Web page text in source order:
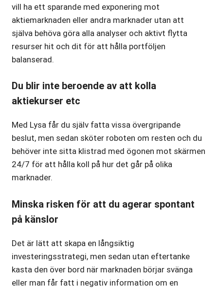
vill ha ett sparande med exponering mot
aktiemarknaden eller andra marknader utan att
själva behöva göra alla analyser och aktivt flytta
resurser hit och dit för att hålla portföljen
balanserad.
Du blir inte beroende av att kolla
aktiekurser etc
Med Lysa får du själv fatta vissa övergripande
beslut, men sedan sköter roboten om resten och du
behöver inte sitta klistrad med ögonen mot skärmen
24/7 för att hålla koll på hur det går på olika
marknader.
Minska risken för att du agerar spontant
på känslor
Det är lätt att skapa en långsiktig
investeringsstrategi, men sedan utan eftertanke
kasta den över bord när marknaden börjar svänga
eller man får fatt i negativ information om en